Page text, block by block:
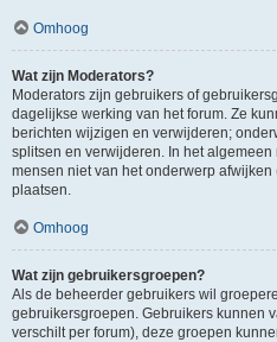
Omhoog
Wat zijn Moderators?
Moderators zijn gebruikers of
dagelijkse werking van het forum. Ze
berichten wijzigen en verwijderen;
splitsen en verwijderen. In het
mensen niet van het onderwerp afwijken
plaatsen.
Omhoog
Wat zijn gebruikersgroepen?
Als de beheerder gebruikers wil
gebruikersgroepen. Gebruikers kunnen
verschilt per forum), deze groepen